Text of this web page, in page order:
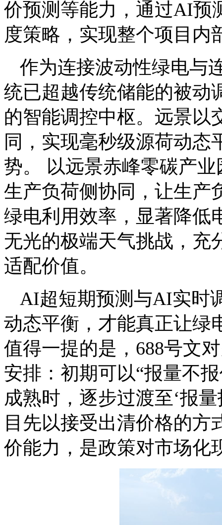
价预测等能力，通过AI预
度策略，实现整个项目内
作为连接波动性绿电与
统已超越传统储能的被动
的智能调控中枢。远景以
同，实现毫秒级源荷动
势。 以远景赤峰零碳产
生产负荷侧协同，让生产
绿电利用效率，显著降低
无光的极端天气挑战，充
适配价值。
AI超短期预测与AI实时
动态平衡，才能真正让绿
值得一提的是，688号文
安排：初期可以“报量不
成熟时，逐步过渡至‘报
目先以接受出清价格的
价能力，是政策对市场化